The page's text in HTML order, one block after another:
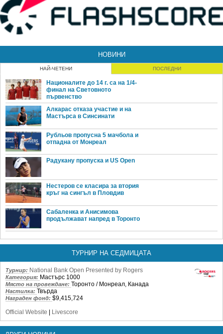
НОВИНИ
НАЙ-ЧЕТЕНИ ПОСЛЕДНИ
Националите до 14 г. са на 1/4-
финал на Световното
първенство
Алкарас отказа участие и на
Мастърса в Синсинати
Рубльов пропусна 5 мачбола и
отпадна от Монреал
Радукану пропуска и US Open
Нестеров се класира за втория
кръг на сингъл в Пловдив
Сабаленка и Анисимова
продължават напред в Торонто
ТУРНИР НА СЕДМИЦАТА
Турнир: National Bank Open Presented by Rogers
Категория: Мастърс 1000
Място на провеждане: Торонто / Монреал, Канада
Настилка: Твърда
Награден фонд: $9,415,724
Official Website
Livescore